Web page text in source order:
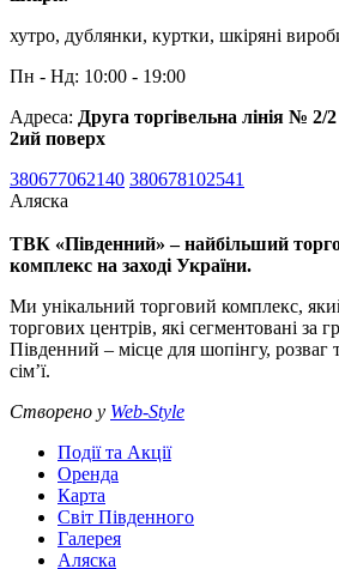
хутро, дублянки, куртки, шкіряні
Пн - Нд: 10:00 - 19:00
Адреса: Друга торгівельна лінія №
2ий поверх
380677062140 380678102541
Аляска
ТВК «Південний» – найбільший
комплекс на заході України.
Ми унікальний торговий комплекс,
торгових центрів, які сегментовані за
Південний – місце для шопінгу, розваг
сім’ї.
Створено у Web-Style
Події та Акції
Оренда
Карта
Світ Південного
Галерея
Аляска